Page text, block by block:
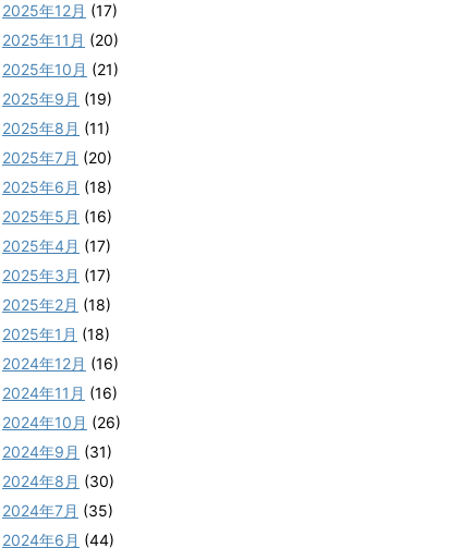
2025年12月 (17)
2025年11月 (20)
2025年10月 (21)
2025年9月 (19)
2025年8月 (11)
2025年7月 (20)
2025年6月 (18)
2025年5月 (16)
2025年4月 (17)
2025年3月 (17)
2025年2月 (18)
2025年1月 (18)
2024年12月 (16)
2024年11月 (16)
2024年10月 (26)
2024年9月 (31)
2024年8月 (30)
2024年7月 (35)
2024年6月 (44)